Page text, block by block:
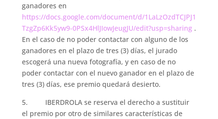
ganadores en
https://docs.google.com/document/d/1LaLzOzdTCJPJ1
TzgZp6Kk5yw9-0PSx4HlJIowJeugJU/edit?usp=sharing.
En el caso de no poder contactar con alguno de los
ganadores en el plazo de tres (3) días, el jurado
escogerá una nueva fotografía, y en caso de no
poder contactar con el nuevo ganador en el plazo de
tres (3) días, ese premio quedará desierto.
5. IBERDROLA se reserva el derecho a sustituir
el premio por otro de similares características de